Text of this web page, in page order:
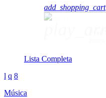
add_shopping_cart
Lista Completa
Música